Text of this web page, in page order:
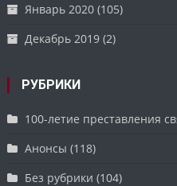
Январь 2020 (105)
Декабрь 2019 (2)
РУБРИКИ
100-летие преставления
Анонсы (118)
Без рубрики (104)